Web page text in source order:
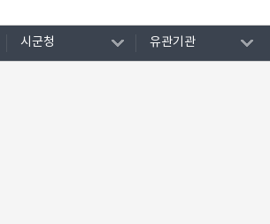
시군청 유관기관